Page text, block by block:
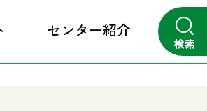
検索
センター紹介